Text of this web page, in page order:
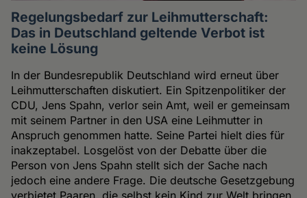
Regelungsbedarf zur Leihmutterschaft:
Das in Deutschland geltende Verbot ist
keine Lösung
In der Bundesrepublik Deutschland wird erneut über
Leihmutterschaften diskutiert. Ein Spitzenpolitiker der
CDU, Jens Spahn, verlor sein Amt, weil er gemeinsam
mit seinem Partner in den USA eine Leihmutter in
Anspruch genommen hatte. Seine Partei hielt dies für
inakzeptabel. Losgelöst von der Debatte über die
Person von Jens Spahn stellt sich der Sache nach
jedoch eine andere Frage. Die deutsche Gesetzgebung